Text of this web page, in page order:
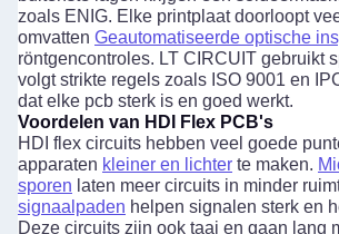
zoals ENIG. Elke printplaat doorloopt
omvatten Geautomatiseerde optische
röntgencontroles. LT CIRCUIT gebruikt
volgt strikte regels zoals ISO 9001 en
dat elke pcb sterk is en goed werkt.
Voordelen van HDI Flex PCB's
HDI flex circuits hebben veel goede
apparaten kleiner en lichter te maken.
sporen laten meer circuits in minder
signaalpaden helpen signalen sterk en
Deze circuits zijn ook taai en gaan lang